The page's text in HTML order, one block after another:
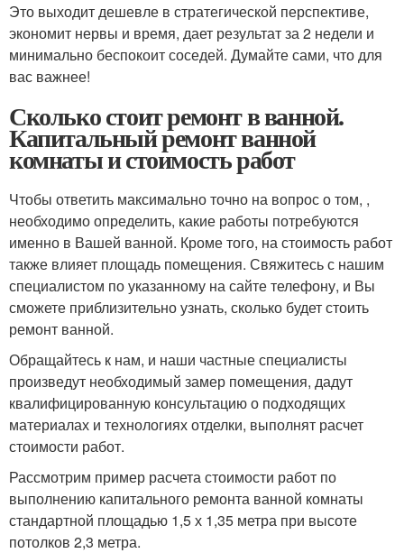
Это выходит дешевле в стратегической перспективе,
экономит нервы и время, дает результат за 2 недели и
минимально беспокоит соседей. Думайте сами, что для
вас важнее!
Сколько стоит ремонт в ванной.
Капитальный ремонт ванной
комнаты и стоимость работ
Чтобы ответить максимально точно на вопрос о том, ,
необходимо определить, какие работы потребуются
именно в Вашей ванной. Кроме того, на стоимость работ
также влияет площадь помещения. Свяжитесь с нашим
специалистом по указанному на сайте телефону, и Вы
сможете приблизительно узнать, сколько будет стоить
ремонт ванной.
Обращайтесь к нам, и наши частные специалисты
произведут необходимый замер помещения, дадут
квалифицированную консультацию о подходящих
материалах и технологиях отделки, выполнят расчет
стоимости работ.
Рассмотрим пример расчета стоимости работ по
выполнению капитального ремонта ванной комнаты
стандартной площадью 1,5 х 1,35 метра при высоте
потолков 2,3 метра.